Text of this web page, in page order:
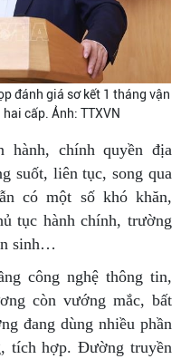
đánh giá sơ kết 1 tháng vận
cấp. Ảnh: TTXVN
hành, chính quyền địa
suốt, liên tục, song qua
có một số khó khăn,
tục hành chính, trường
sinh…
công nghệ thông tin,
còn vướng mắc, bất
đang dùng nhiều phần
tích hợp. Đường truyền